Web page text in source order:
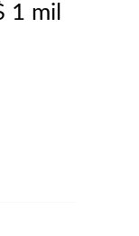
1 mil